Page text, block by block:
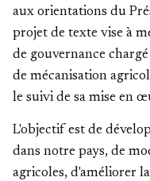
aux orientations du
projet de texte vise à
de gouvernance
de mécanisation
le suivi de sa mise en
L'objectif est de
dans notre pays, de
agricoles, d'améliorer